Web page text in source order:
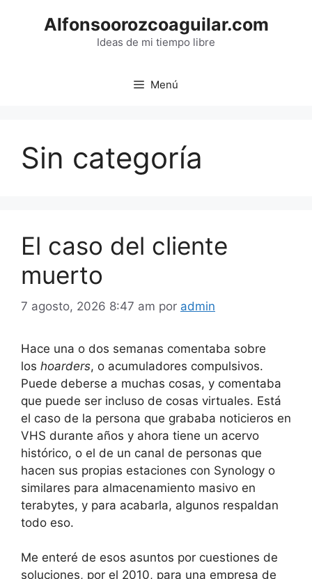
Alfonsoorozcoaguilar.com
Ideas de mi tiempo libre
Menú
Sin categoría
El caso del cliente
muerto
7 agosto, 2026 8:47 am por admin
Hace una o dos semanas comentaba sobre
los hoarders, o acumuladores compulsivos.
Puede deberse a muchas cosas, y comentaba
que puede ser incluso de cosas virtuales. Está
el caso de la persona que grababa noticieros en
VHS durante años y ahora tiene un acervo
histórico, o el de un canal de personas que
hacen sus propias estaciones con Synology o
similares para almacenamiento masivo en
terabytes, y para acabarla, algunos respaldan
todo eso.
Me enteré de esos asuntos por cuestiones de
soluciones, por el 2010, para una empresa de